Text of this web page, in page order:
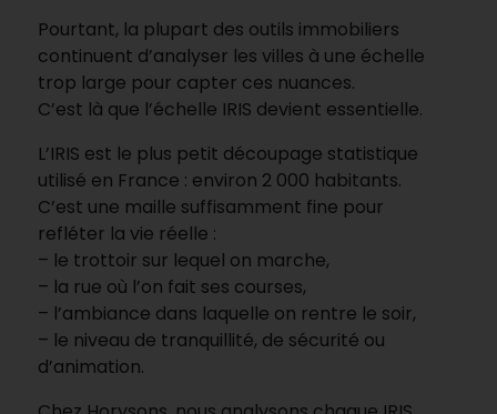
Pourtant, la plupart des outils immobiliers
continuent d’analyser les villes à une échelle
trop large pour capter ces nuances.
C’est là que l’échelle IRIS devient essentielle.
L’IRIS est le plus petit découpage statistique
utilisé en France : environ 2 000 habitants.
C’est une maille suffisamment fine pour
refléter la vie réelle :
– le trottoir sur lequel on marche,
– la rue où l’on fait ses courses,
– l’ambiance dans laquelle on rentre le soir,
– le niveau de tranquillité, de sécurité ou
d’animation.